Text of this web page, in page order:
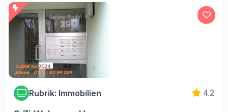
Rubrik: Immobilien 4.2